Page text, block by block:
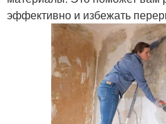
эффективно и избежать